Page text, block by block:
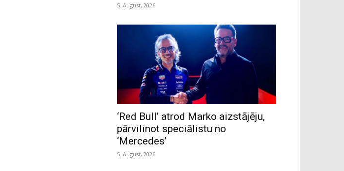
5. August, 2026
‘Red Bull’ atrod Marko aizstājēju,
pārvilinot speciālistu no
‘Mercedes’
5. August, 2026